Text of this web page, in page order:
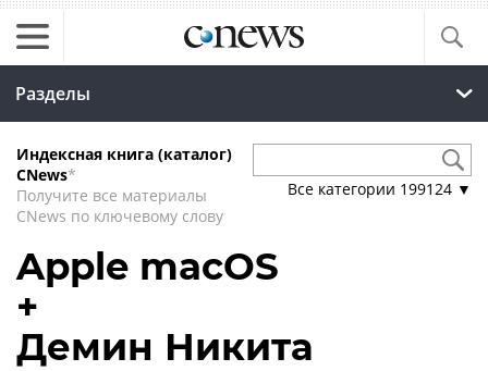
Разделы
Индексная книга (каталог)
CNews*
Получите все материалы
CNews по ключевому слову
Все категории 199124 ▼
Apple macOS
+
Демин Никита